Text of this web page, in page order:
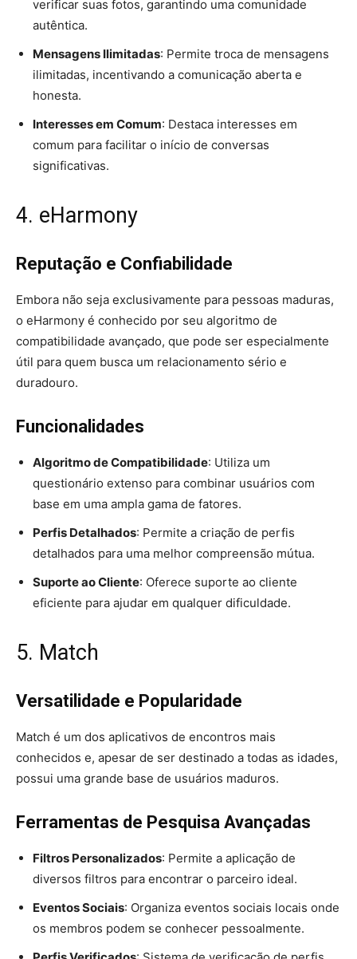
verificar suas fotos, garantindo uma comunidade
autêntica.
Mensagens Ilimitadas: Permite troca de mensagens
ilimitadas, incentivando a comunicação aberta e
honesta.
Interesses em Comum: Destaca interesses em
comum para facilitar o início de conversas
significativas.
4. eHarmony
Reputação e Confiabilidade
Embora não seja exclusivamente para pessoas maduras,
o eHarmony é conhecido por seu algoritmo de
compatibilidade avançado, que pode ser especialmente
útil para quem busca um relacionamento sério e
duradouro.
Funcionalidades
Algoritmo de Compatibilidade: Utiliza um
questionário extenso para combinar usuários com
base em uma ampla gama de fatores.
Perfis Detalhados: Permite a criação de perfis
detalhados para uma melhor compreensão mútua.
Suporte ao Cliente: Oferece suporte ao cliente
eficiente para ajudar em qualquer dificuldade.
5. Match
Versatilidade e Popularidade
Match é um dos aplicativos de encontros mais
conhecidos e, apesar de ser destinado a todas as idades,
possui uma grande base de usuários maduros.
Ferramentas de Pesquisa Avançadas
Filtros Personalizados: Permite a aplicação de
diversos filtros para encontrar o parceiro ideal.
Eventos Sociais: Organiza eventos sociais locais onde
os membros podem se conhecer pessoalmente.